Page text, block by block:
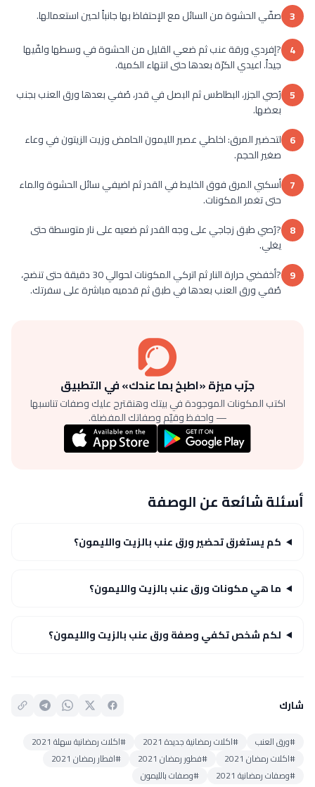
3 صفّي الحشوة من السائل مع الإحتفاظ بها جانباً لحين استعمالها.
4 ?إفردي ورقة عنب ثم ضعي القليل من الحشوة في وسطها ولفّيها
جيداً. اعيدي الكرّة بعدها حتى انتهاء الكمية.
5 رُصي الجزر، البطاطس ثم البصل في قدر، صُفي بعدها ورق العنب بجنب
بعضها.
6 لتحضير المرق: اخلطي عصير الليمون الحامض وزيت الزيتون في وعاء
صغير الحجم.
7 أسكبي المرق فوق الخليط في القدر ثم اضيفي سائل الحشوة والماء
حتى تغمر المكونات.
8 ?رُصي طبق زجاجي على وجه القدر ثم ضعيه على نار متوسطة حتى
يغلي.
9
?أخفضي حرارة النار ثم اتركي المكونات لحوالي 30 دقيقة حتى تنضج،
صُفي ورق العنب بعدها في طبق ثم قدميه مباشرة على سفرتك.
جرّب ميزة «اطبخ بما عندك» في التطبيق
اكتب المكونات الموجودة في بيتك وهنقترح عليك وصفات تناسبها
— واحفظ وقيّم وصفاتك المفضلة.
أسئلة شائعة عن الوصفة
كم يستغرق تحضير ورق عنب بالزيت والليمون؟
ما هي مكونات ورق عنب بالزيت والليمون؟
لكم شخص تكفي وصفة ورق عنب بالزيت والليمون؟
شارك
#ورق العنب #اكلات رمضانية جديدة 2021
#اكلات رمضانية سهلة 2021
#اكلات رمضان 2021
#فطور رمضان 2021
#افطار رمضان 2021
#وصفات رمضانية 2021
#وصفات بالليمون